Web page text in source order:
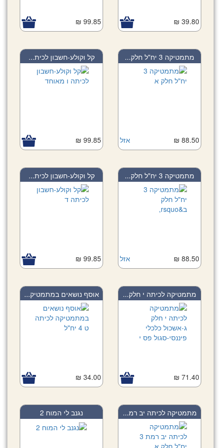
39.80 ₪
99.85 ₪
מתמטיקה 3 יח"ל חלק...
אזל 88.50 ₪
קל וקולע-חשבון לכית...
99.85 ₪
מתמטיקה 3 יח"ל חלק...
אזל 88.50 ₪
קל וקולע-חשבון לכית...
99.85 ₪
מתמטיקה לכיתה י חלק...
71.40 ₪
אוסף נושאים במתמטיק...
34.00 ₪
מתמטיקה לכיתה יב רמ... נגנב לי המוח 2